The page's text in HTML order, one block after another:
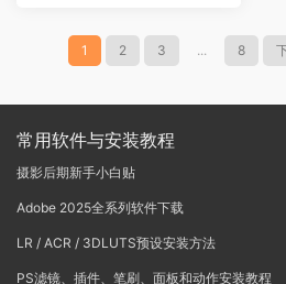
1 2 3 ... 8
常用软件与安装教程
摄影后期新手小白贴
Adobe 2025全系列软件下载
LR / ACR / 3DLUTS预设安装方法
PS滤镜、插件、笔刷、面板和动作安装教程